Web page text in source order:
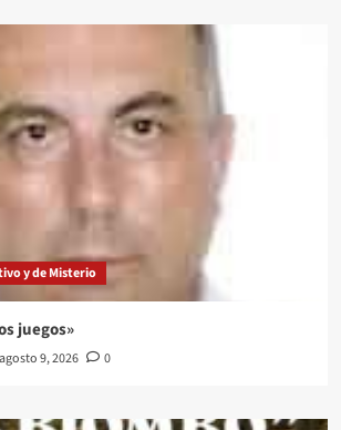
y de Misterio
juegos»
agosto 9, 2026 0